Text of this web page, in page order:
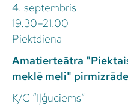
4. septembris
19.30–21.00
Piektdiena
Amatierteātra
meklē meli" pirmizrāde
K/C “Iļģuciems”